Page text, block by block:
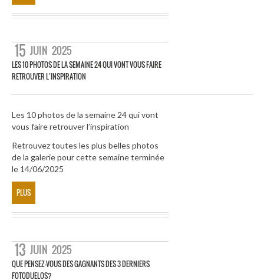
15 JUIN 2025
LES 10 PHOTOS DE LA SEMAINE 24 QUI VONT VOUS FAIRE
RETROUVER L’INSPIRATION
Les 10 photos de la semaine 24 qui vont
vous faire retrouver l’inspiration
Retrouvez toutes les plus belles photos
de la galerie pour cette semaine terminée
le 14/06/2025
PLUS
13 JUIN 2025
QUE PENSEZ-VOUS DES GAGNANTS DES 3 DERNIERS
FOTODUELOS?